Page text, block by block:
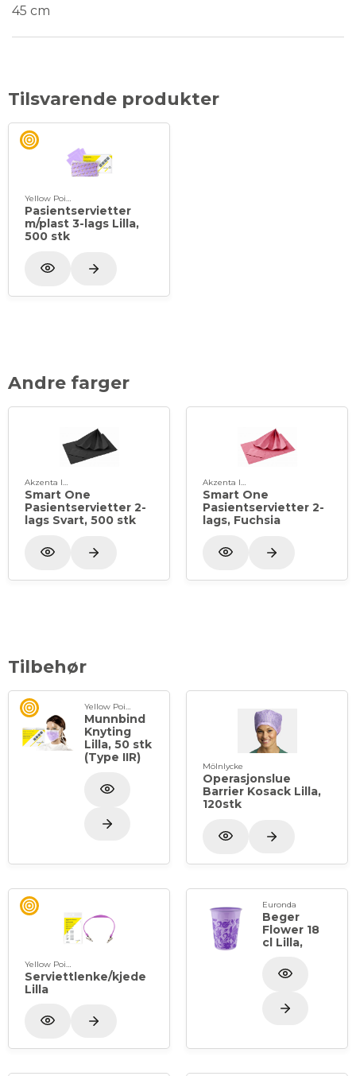
45 cm
Tilsvarende produkter
Yellow Point
Pasientservietter
m/plast 3-lags Lilla,
500 stk
Andre farger
Akzenta International SA
Smart One
Pasientservietter 2-
lags Svart, 500 stk
Akzenta International SA
Smart One
Pasientservietter 2-
lags, Fuchsia
Tilbehør
Yellow Point
Munnbind
Knyting
Lilla, 50 stk
(Type IIR)
Mölnlycke
Operasjonslue
Barrier Kosack Lilla,
120stk
Yellow Point
Serviettlenke/kjede
Lilla
Euronda
Beger
Flower 18
cl Lilla,